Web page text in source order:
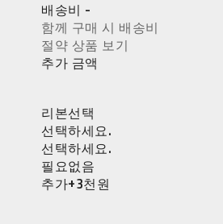
배송비 -
함께 구매 시 배송비
절약 상품 보기
추가 금액
리본선택
선택하세요.
선택하세요.
필요없음
추가+3천원